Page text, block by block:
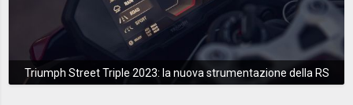
Triumph Street Triple 2023: la nuova strumentazione della RS